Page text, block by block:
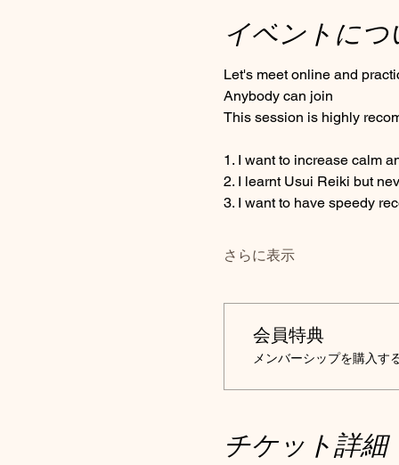
イベントにつ
Let's meet online and
Anybody can join
This session is highly
1. I want to increase calm
2. I learnt Usui Reiki but
3. I want to have speedy
さらに表示
会員特典
メンバーシップを購入す
チケット詳細